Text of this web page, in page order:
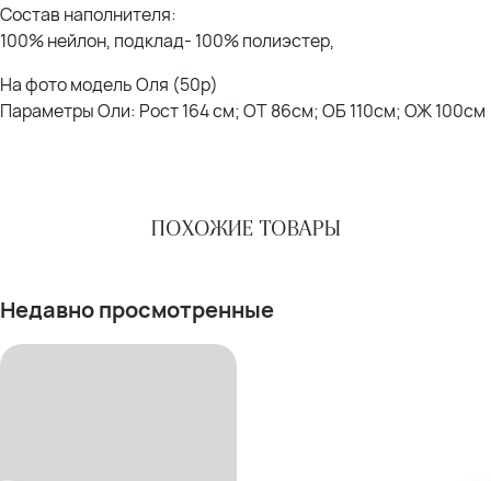
Состав наполнителя:
100% нейлон, подклад- 100% полиэстер,
На фото модель Оля (50р)
Параметры Оли: Рост 164 см; ОТ 86см; ОБ 110см; ОЖ 100см
ПОХОЖИЕ ТОВАРЫ
Недавно просмотренные